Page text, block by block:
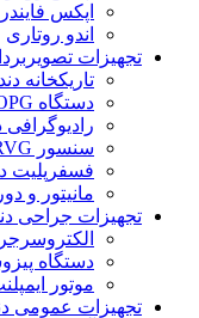
اپکس
اندو روتاری
تجهیزات
تاریکخانه
دستگاه OPG
رادیوگرافی
سنسور RVG
فسفرپلیت
مانیتور و
تجهیزات جراحی
دستگاه
موتور
تجهیزات عمومی